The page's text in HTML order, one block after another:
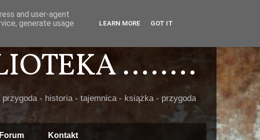
........
- historia - tajemnica - książka - przygoda
Forum Kontakt
and user-agent
generate usage
LEARN MORE GOT IT